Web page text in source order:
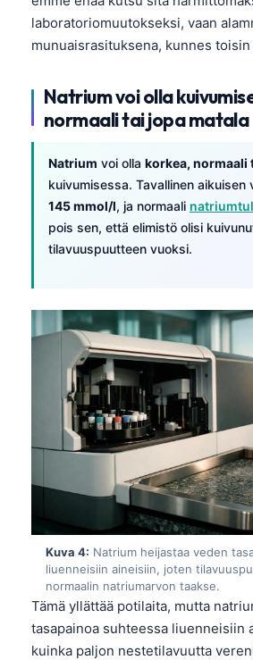
laboratoriomuutokseksi, vaan
munuaisrasituksena, kunnes
Natrium voi olla
normaali tai jopa matala
Natrium voi olla korkea, normaali
kuivumisessa. Tavallinen aikuisen
145 mmol/l, ja normaali
pois sen, että elimistö olisi
tilavuuspuutteen vuoksi.
Kuva 4: Natrium heijastaa veden
liuenneisiin aineisiin, joten
normaalin natriumarvon taakse.
Tämä yllättää potilaita, mutta
tasapainoa suhteessa liuenneisiin
kuinka paljon nestetilavuutta